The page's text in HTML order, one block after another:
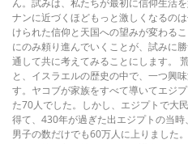
ん。試みは、私たちが最初に信仰生活
ナンに近づくほどもっと激しくなるの
けられた信仰と天国への望みが変わる
にのみ頼り進んでいくことが、試みに
通して共に考えてみることにします。
と、イスラエルの歴史の中で、一つ興
す。ヤコブが家族をすべて導いてエジ
た70人でした。しかし、エジプトで大
得て、430年が過ぎた出エジプトの当
男子の数だけでも60万人に上りました